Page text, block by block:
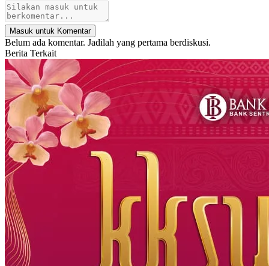
Masuk untuk Komentar
Belum ada komentar. Jadilah yang pertama berdiskusi.
Berita Terkait